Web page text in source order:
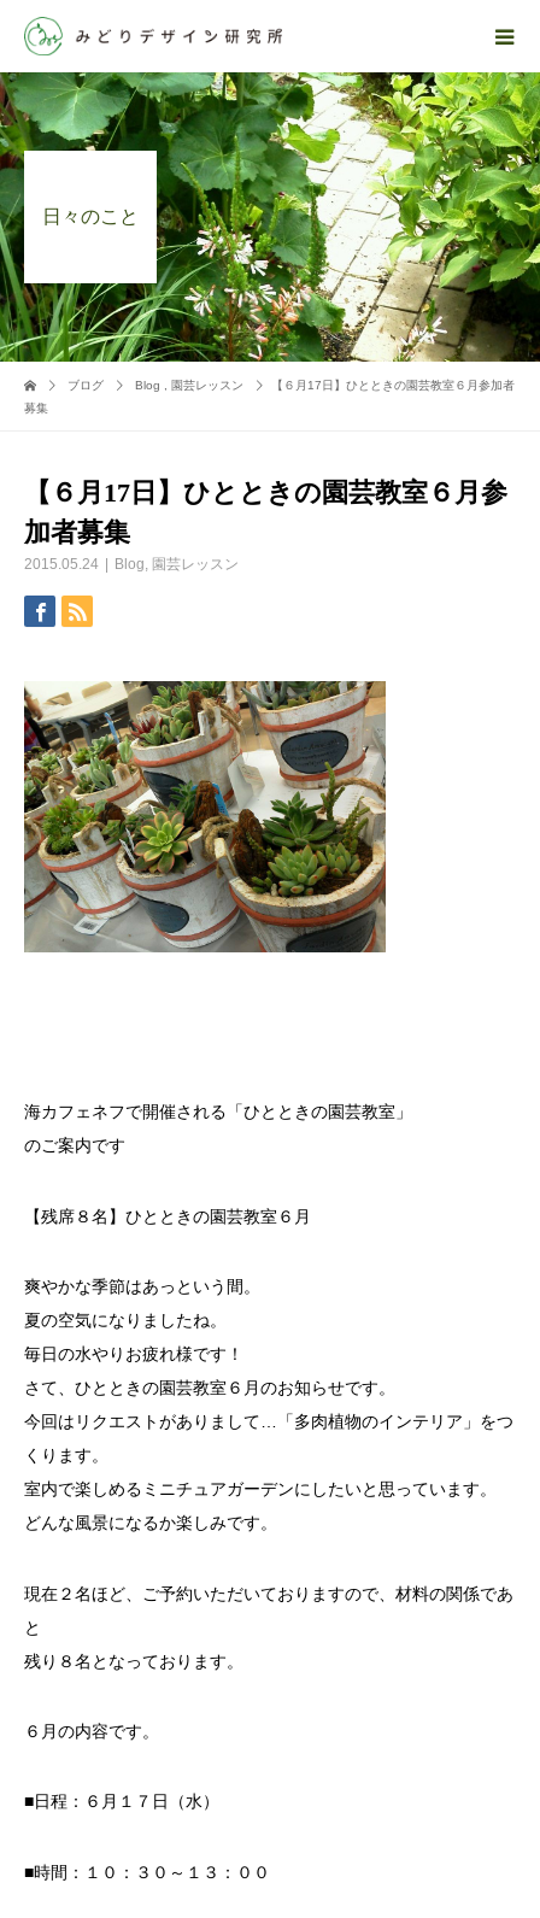
日々のこと
ブログ Blog 園芸レッスン
【６月17日】ひとときの園芸教室６月参加者
募集
【６月17日】ひとときの園芸教室６月参
加者募集
2015.05.24 Blog, 園芸レッスン
海カフェネフで開催される「ひとときの園芸教室」
のご案内です
【残席８名】ひとときの園芸教室６月
爽やかな季節はあっという間。
夏の空気になりましたね。
毎日の水やりお疲れ様です！
さて、ひとときの園芸教室６月のお知らせです。
今回はリクエストがありまして…「多肉植物のインテリア」をつ
くります。
室内で楽しめるミニチュアガーデンにしたいと思っています。
どんな風景になるか楽しみです。
現在２名ほど、ご予約いただいておりますので、材料の関係であ
と
残り８名となっております。
６月の内容です。
■日程：６月１７日（水）
■時間：１０：３０～１３：００